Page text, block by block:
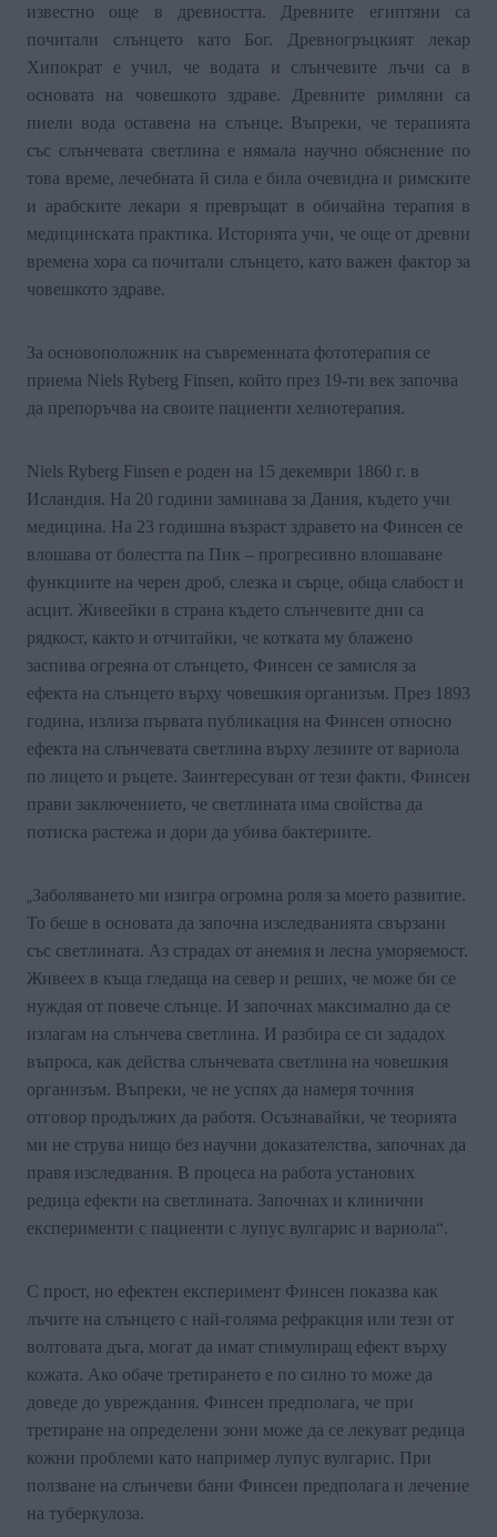
известно още в древността. Древните египтяни са
почитали слънцето като Бог. Древногръцкият лекар
Хипократ е учил, че водата и слънчевите лъчи са в
основата на човешкото здраве. Древните римляни са
пиели вода оставена на слънце. Въпреки, че терапията
със слънчевата светлина е нямала научно обяснение по
това време, лечебната й сила е била очевидна и римските
и арабските лекари я превръщат в обичайна терапия в
медицинската практика. Историята учи, че още от древни
времена хора са почитали слънцето, като важен фактор за
човешкото здраве.
За основоположник на съвременната фототерапия се
приема Niels Ryberg Finsen, който през 19-ти век започва
да препоръчва на своите пациенти хелиотерапия.
Niels Ryberg Finsen е роден на 15 декември 1860 г. в
Исландия. На 20 години заминава за Дания, където учи
медицина. На 23 годишна възраст здравето на Финсен се
влошава от болестта па Пик – прогресивно влошаване
функциите на черен дроб, слезка и сърце, обща слабост и
асцит. Живеейки в страна където слънчевите дни са
рядкост, както и отчитайки, че котката му блажено
заспива огреяна от слънцето, Финсен се замисля за
ефекта на слънцето върху човешкия организъм. През 1893
година, излиза първата публикация на Финсен относно
ефекта на слънчевата светлина върху лезиите от вариола
по лицето и ръцете. Заинтересуван от тези факти, Финсен
прави заключението, че светлината има свойства да
потиска растежа и дори да убива бактериите.
Заболяването ми изигра огромна роля за моето развитие.
То беше в основата да започна изследванията свързани
със светлината. Аз страдах от анемия и лесна уморяемост.
Живеех в къща гледаща на север и реших, че може би се
нуждая от повече слънце. И започнах максимално да се
излагам на слънчева светлина. И разбира се си зададох
въпроса, как действа слънчевата светлина на човешкия
организъм. Въпреки, че не успях да намеря точния
отговор продължих да работя. Осъзнавайки, че теорията
ми не струва нищо без научни доказателства, започнах да
правя изследвания. В процеса на работа установих
редица ефекти на светлината. Започнах и клинични
експерименти с пациенти с лупус вулгарис и вариола“.
С прост, но ефектен експеримент Финсен показва как
лъчите на слънцето с най-голяма рефракция или тези от
волтовата дъга, могат да имат стимулиращ ефект върху
кожата. Ако обаче третирането е по силно то може да
доведе до увреждания. Финсен предполага, че при
третиране на определени зони може да се лекуват редица
кожни проблеми като например лупус вулгарис. При
ползване на слънчеви бани Финсен предполага и лечение
на туберкулоза.